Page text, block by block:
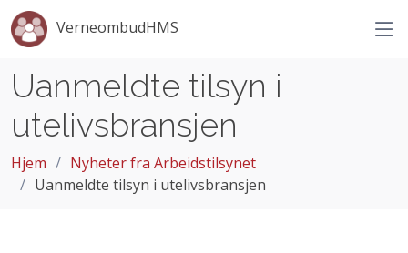
VerneombudHMS
Uanmeldte tilsyn i
utelivsbransjen
Hjem
Nyheter fra Arbeidstilsynet
Uanmeldte tilsyn i utelivsbransjen